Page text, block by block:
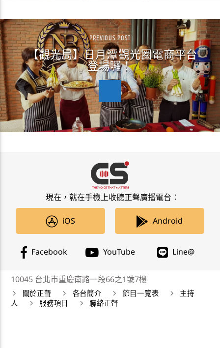
PREVIOUS POST
【觀光局】日月潭觀光圈電商平台
登場囉！
現在，就在手機上收聽正聲廣播電台：
iOS Android
Facebook YouTube Line@
10045 台北市重慶南路一段66之1號7樓
關於正聲
各台簡介 節目一覽表
主持
人
服務項目 聯絡正聲